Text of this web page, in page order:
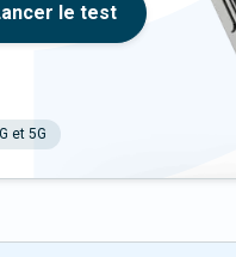
le test
et 5G